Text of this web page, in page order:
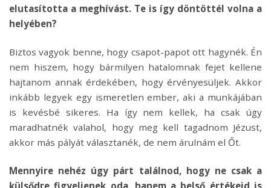
elutasította a meghívást. Te is így döntöttél volna a
helyében?
Biztos vagyok benne, hogy csapot-papot ott hagynék. Én
nem hiszem, hogy bármilyen hatalomnak fejet kellene
hajtanom annak érdekében, hogy érvényesüljek. Akkor
inkább legyek egy ismeretlen ember, aki a munkájában
is kevésbé sikeres. Ha így nem kellek, ha csak úgy
maradhatnék valahol, hogy meg kell tagadnom Jézust,
akkor más pályát választanék, de nem árulnám el Őt.
Mennyire nehéz úgy párt találnod, hogy ne csak a
külsődre figyeljenek oda, hanem a belső értékeid is